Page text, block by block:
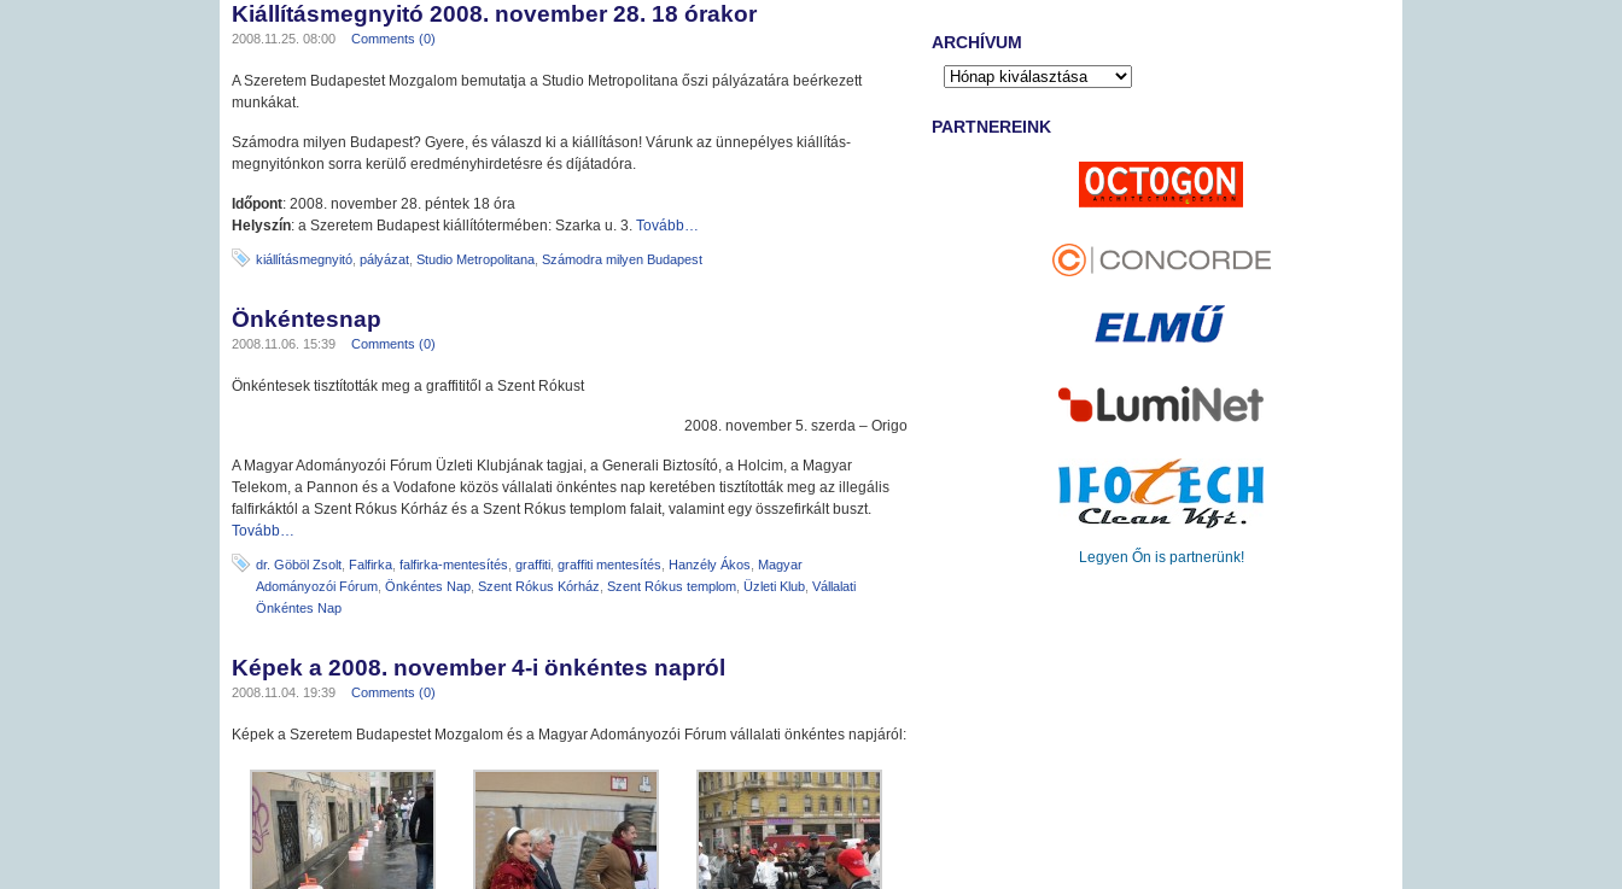
Kiállításmegnyitó 2008. november 28. 18 órakor
2008.11.25. 08:00 Comments (0)
A Szeretem Budapestet Mozgalom bemutatja a Studio Metropolitana őszi pályázatára beérkezett
munkákat.
Számodra milyen Budapest? Gyere, és válaszd ki a kiállításon! Várunk az ünnepélyes kiállítás-
megnyitónkon sorra kerülő eredményhirdetésre és díjátadóra.
Időpont: 2008. november 28. péntek 18 óra
Helyszín: a Szeretem Budapest kiállítótermében: Szarka u. 3. Tovább…
kiállításmegnyitó pályázat Studio Metropolitana Számodra milyen Budapest
Önkéntesnap
2008.11.06. 15:39 Comments (0)
Önkéntesek tisztították meg a graffititől a Szent Rókust
2008. november 5. szerda – Origo
A Magyar Adományozói Fórum Üzleti Klubjának tagjai, a Generali Biztosító, a Holcim, a Magyar
Telekom, a Pannon és a Vodafone közös vállalati önkéntes nap keretében tisztították meg az illegális
falfirkáktól a Szent Rókus Kórház és a Szent Rókus templom falait, valamint egy összefirkált buszt.
Tovább…
dr. Göböl Zsolt Falfirka falfirka-mentesítés graffiti graffiti mentesítés Hanzély Ákos
Magyar
Adományozói Fórum Önkéntes Nap Szent Rókus Kórház Szent Rókus templom Üzleti Klub Vállalati
Önkéntes Nap
Képek a 2008. november 4-i önkéntes napról
2008.11.04. 19:39 Comments (0)
Képek a Szeretem Budapestet Mozgalom és a Magyar Adományozói Fórum vállalati önkéntes napjáról:
ARCHÍVUM
PARTNEREINK
Legyen Őn is partnerünk!